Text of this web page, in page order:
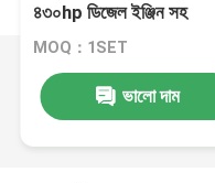
৪৩০hp ডিজেল ইঞ্জিন সহ
MOQ：1SET
ভালো দাম